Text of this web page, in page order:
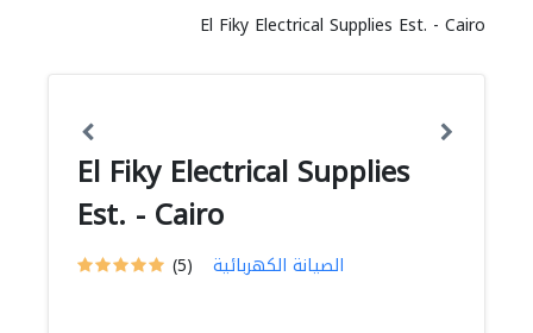
El Fiky Electrical Supplies Est. - Cairo
El Fiky Electrical Supplies
Est. - Cairo
(5) الصيانة الكهربائية